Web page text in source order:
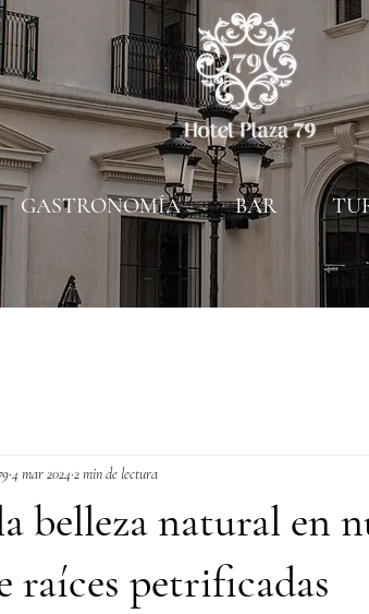
GASTRONOMÍA BAR
belleza natural en
raíces petrificadas
4 mar 2024 2 min de lectura